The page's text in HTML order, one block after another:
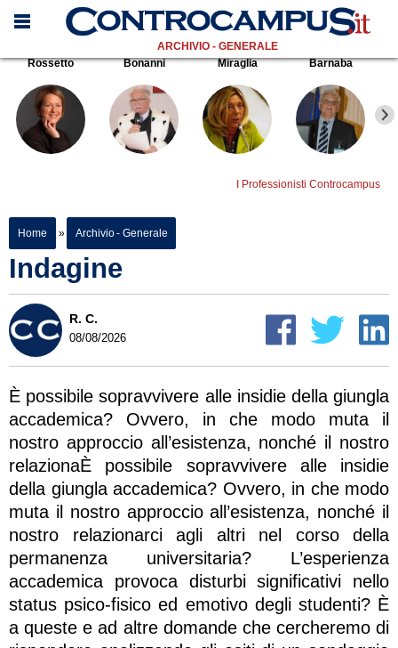
ARCHIVIO - GENERALE
Rossetto
Bonanni Miraglia Barnaba
I Professionisti Controcampus
Home » Archivio - Generale
Indagine
R. C.
08/08/2026
È possibile sopravvivere alle insidie della giungla
accademica? Ovvero, in che modo muta il
nostro approccio all’esistenza, nonché il nostro
relazionaÈ possibile sopravvivere alle insidie
della giungla accademica? Ovvero, in che modo
muta il nostro approccio all’esistenza, nonché il
nostro relazionarci agli altri nel corso della
permanenza universitaria? L’esperienza
accademica provoca disturbi significativi nello
status psico-fisico ed emotivo degli studenti? È
a queste e ad altre domande che cercheremo di